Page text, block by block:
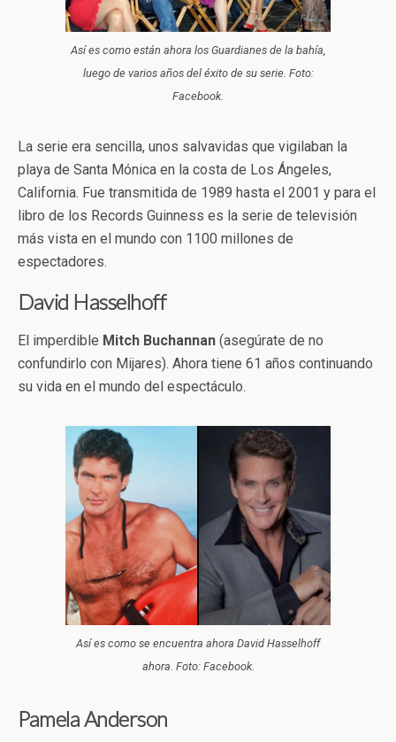
Así es como están ahora los Guardianes de la bahía,
luego de varios años del éxito de su serie. Foto:
Facebook.
La serie era sencilla, unos salvavidas que vigilaban la
playa de Santa Mónica en la costa de Los Ángeles,
California. Fue transmitida de 1989 hasta el 2001 y para el
libro de los Records Guinness es la serie de televisión
más vista en el mundo con 1100 millones de
espectadores.
David Hasselhoff
El imperdible Mitch Buchannan (asegúrate de no
confundirlo con Mijares). Ahora tiene 61 años continuando
su vida en el mundo del espectáculo.
Así es como se encuentra ahora David Hasselhoff
ahora. Foto: Facebook.
Pamela Anderson